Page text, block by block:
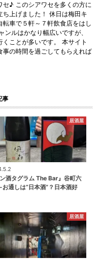
セ♪ このシアワセを多くの方に
上げました！ 休日は梅田キ
車で５軒～７軒飲食店をはし
ンルはかなり幅広いですが、
ことが多いです。 本サイト
事の時間を過ごしてもらえれば
事
居酒屋
ン酒タグラム The Bar』谷町六
お通しは“日本酒”？日本酒好
居酒屋